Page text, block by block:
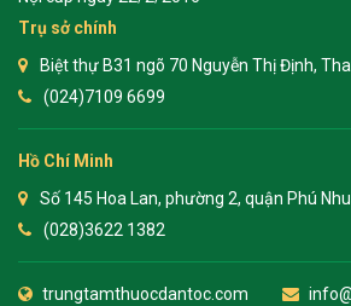
Trụ sở chính
Biệt thự B31 ngõ 70 Nguyễn Thị Định,
(024)7109 6699
Hồ Chí Minh
Số 145 Hoa Lan, phường 2, quận Phú
(028)3622 1382
trungtamthuocdantoc.com